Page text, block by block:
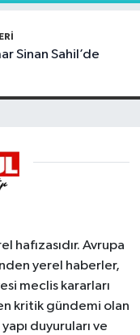
Sinan Sahil’de
hafızasıdır. Avrupa
yerel haberler,
meclis kararları
kritik gündemi olan
duyuruları ve